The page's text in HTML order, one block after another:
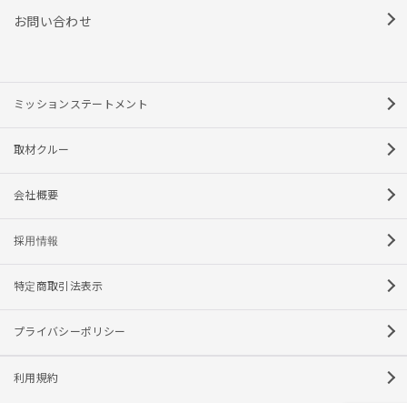
お問い合わせ
ミッションステートメント
取材クルー
会社概要
採用情報
特定商取引法表示
プライバシーポリシー
利用規約